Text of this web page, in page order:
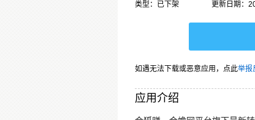
类型：已下架
更新日期：
如遇无法下载或恶意应用，点此举报
应用介绍